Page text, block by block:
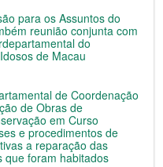
para os Assuntos do
reunião conjunta com
do
de Macau
de Coordenação
de Obras de
em Curso
e procedimentos de
a reparação das
que foram habitados